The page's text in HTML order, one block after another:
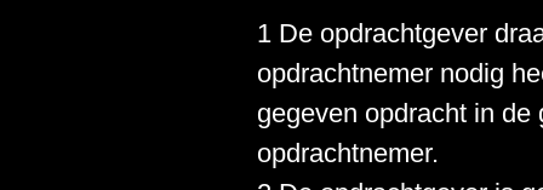
1 De opdrachtgever
opdrachtnemer nodig
gegeven opdracht in
opdrachtnemer.